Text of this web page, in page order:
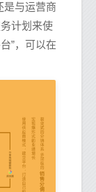
是与运营商
计划来使
”，可以在